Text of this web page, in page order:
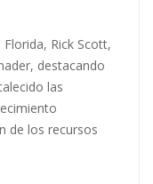
Rick Scott,
destacando
las
de los recursos